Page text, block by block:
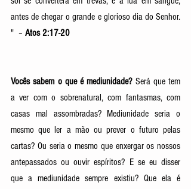
antes de chegar o grande e glorioso dia do Senhor.
"  – Atos 2:17-20
Vocês sabem o que é mediunidade? Será que tem
a ver com o sobrenatural, com fantasmas, com
casas mal assombradas? Mediunidade seria o
mesmo que ler a mão ou prever o futuro pelas
cartas? Ou seria o mesmo que enxergar os nossos
antepassados ou ouvir espíritos? E se eu disser
que a mediunidade sempre existiu? Que ela é